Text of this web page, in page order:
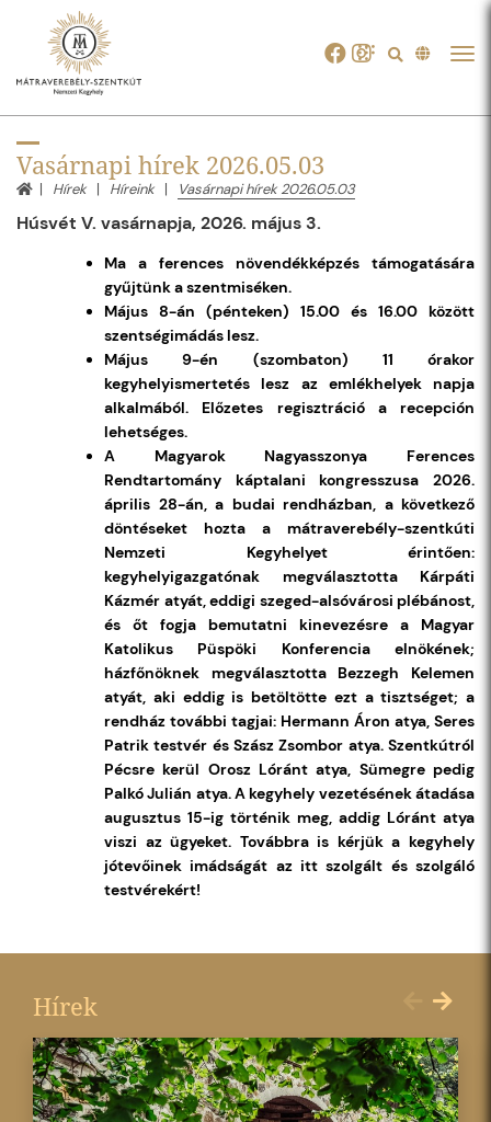
Vasárnapi hírek 2026.05.03
Hírek Híreink Vasárnapi hírek 2026.05.03
Húsvét V. vasárnapja, 2026. május 3.
Ma a ferences növendékképzés támogatására
gyűjtünk a szentmiséken.
Május 8-án (pénteken) 15.00 és 16.00 között
szentségimádás lesz.
Május 9-én (szombaton) 11 órakor
kegyhelyismertetés lesz az emlékhelyek napja
alkalmából. Előzetes regisztráció a recepción
lehetséges.
A Magyarok Nagyasszonya Ferences
Rendtartomány káptalani kongresszusa 2026.
április 28-án, a budai rendházban, a következő
döntéseket hozta a mátraverebély-szentkúti
Nemzeti Kegyhelyet érintően:
kegyhelyigazgatónak megválasztotta Kárpáti
Kázmér atyát, eddigi szeged-alsóvárosi plébánost,
és őt fogja bemutatni kinevezésre a Magyar
Katolikus Püspöki Konferencia elnökének;
házfőnöknek megválasztotta Bezzegh Kelemen
atyát, aki eddig is betöltötte ezt a tisztséget; a
rendház további tagjai: Hermann Áron atya, Seres
Patrik testvér és Szász Zsombor atya. Szentkútról
Pécsre kerül Orosz Lóránt atya, Sümegre pedig
Palkó Julián atya. A kegyhely vezetésének átadása
augusztus 15-ig történik meg, addig Lóránt atya
viszi az ügyeket. Továbbra is kérjük a kegyhely
jótevőinek imádságát az itt szolgált és szolgáló
testvérekért!
Hírek